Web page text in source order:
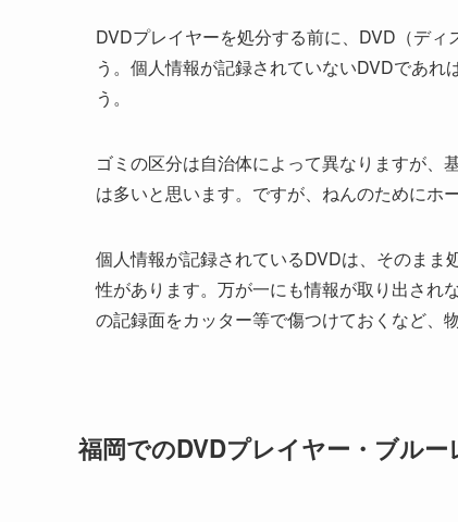
DVDプレイヤーを処分する前に、DVD（デ
う。個人情報が記録されていないDVDであ
う。
ゴミの区分は自治体によって異なりますが、
は多いと思います。ですが、ねんのためにホ
個人情報が記録されているDVDは、そのま
性があります。万が一にも情報が取り出され
の記録面をカッター等で傷つけておくなど、
福岡でのDVDプレイヤー・ブル